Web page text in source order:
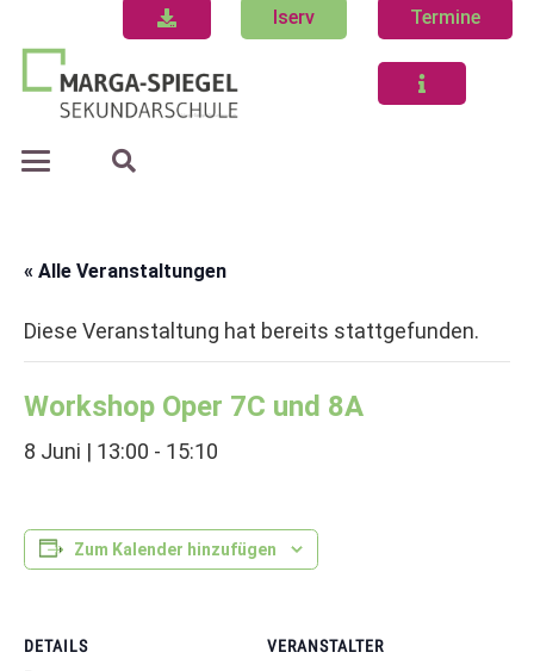
Iserv Termine
« Alle Veranstaltungen
Diese Veranstaltung hat bereits stattgefunden.
Workshop Oper 7C und 8A
8 Juni | 13:00 - 15:10
Zum Kalender hinzufügen
DETAILS
VERANSTALTER